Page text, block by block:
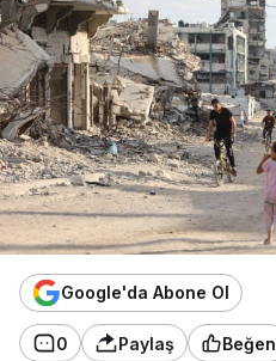
Google'da Abone Ol
0 Paylaş Beğen